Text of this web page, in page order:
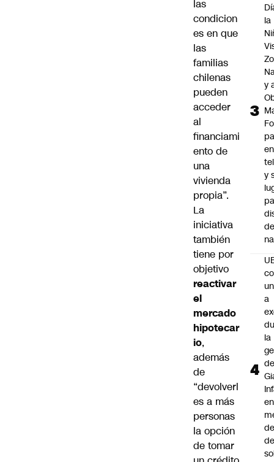
las
condicion
es en que
las
familias
chilenas
pueden
acceder
al
financiami
ento de
una
vivienda
propia”.
La
iniciativa
también
tiene por
objetivo
reactivar
el
mercado
hipotecar
io,
además
de
“devolverl
es a más
personas
la opción
de tomar
la
y
en
y
a
la
de
en
de